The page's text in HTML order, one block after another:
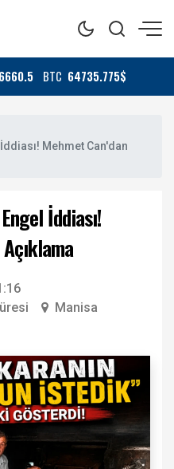
6660.5 BTC 64735.775$
Mehmet Can'dan
İddiası!
Manisa